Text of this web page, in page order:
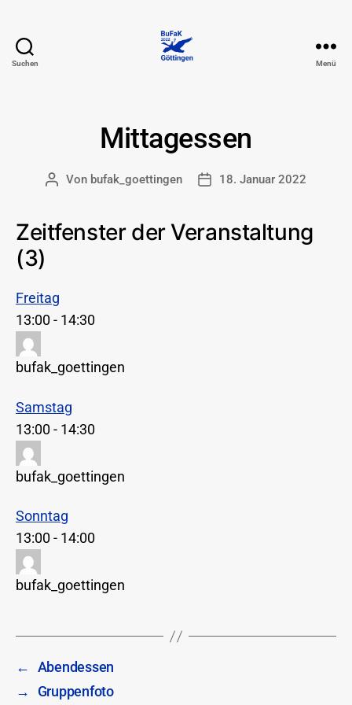
Suchen Menü
Mittagessen
Beitragsautor
Von bufak_goettingen Beitragsdatum
18. Januar 2022
Zeitfenster der Veranstaltung
(3)
Freitag
13:00- 14:30
bufak_goettingen
Samstag
13:00- 14:30
bufak_goettingen
Sonntag
13:00- 14:00
bufak_goettingen
←
Abendessen
→
Gruppenfoto